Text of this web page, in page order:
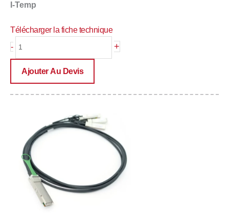
I-Temp
Télécharger la fiche technique
-
PRE-
4SFP10G-
+
Ajouter Au Devis